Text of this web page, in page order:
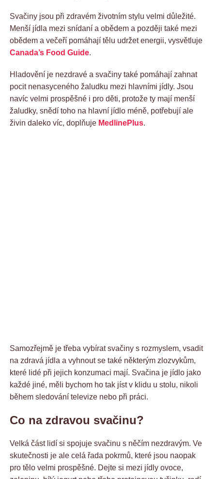
Svačiny jsou při zdravém životním stylu velmi důležité.
Menší jídla mezi snídaní a obědem a později také mezi
obědem a večeří pomáhají tělu udržet energii, vysvětluje
Canada’s Food Guide.
Hladovění je nezdravé a svačiny také pomáhají zahnat
pocit nenasyceného žaludku mezi hlavními jídly. Jsou
navíc velmi prospěšné i pro děti, protože ty mají menší
žaludky, snědí toho na hlavní jídlo méně, potřebují ale
živin daleko víc, doplňuje MedlinePlus.
Samozřejmě je třeba vybírat svačiny s rozmyslem, vsadit
na zdravá jídla a vyhnout se také některým zlozvykům,
které lidé při jejich konzumaci mají. Svačina je jídlo jako
každé jiné, měli bychom ho tak jíst v klidu u stolu, nikoli
během sledování televize nebo při práci.
Co na zdravou svačinu?
Velká část lidí si spojuje svačinu s něčím nezdravým. Ve
skutečnosti je ale celá řada pokrmů, které jsou naopak
pro tělo velmi prospěšné. Dejte si mezi jídly ovoce,